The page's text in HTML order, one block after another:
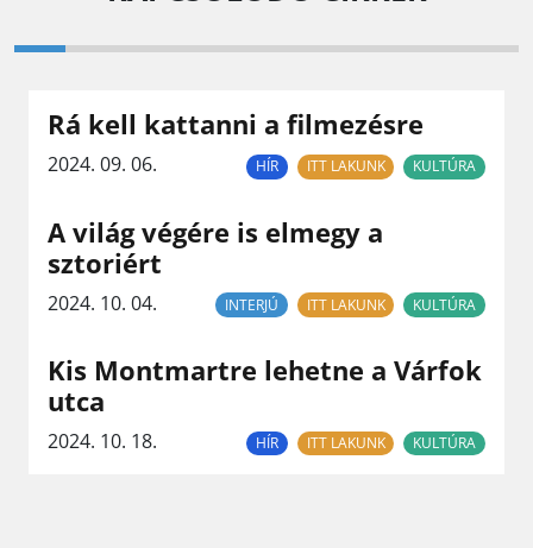
Rá kell kattanni a filmezésre
2024. 09. 06. HÍR ITT LAKUNK KULTÚRA
A világ végére is elmegy a
sztoriért
2024. 10. 04. INTERJÚ ITT LAKUNK KULTÚRA
Kis Montmartre lehetne a Várfok
utca
2024. 10. 18. HÍR ITT LAKUNK KULTÚRA